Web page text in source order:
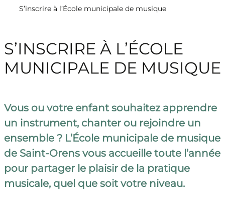
S’inscrire à l’École municipale de musique
S’INSCRIRE À L’ÉCOLE
MUNICIPALE DE MUSIQUE
Vous ou votre enfant souhaitez apprendre
un instrument, chanter ou rejoindre un
ensemble ? L’École municipale de musique
de Saint-Orens vous accueille toute l’année
pour partager le plaisir de la pratique
musicale, quel que soit votre niveau.